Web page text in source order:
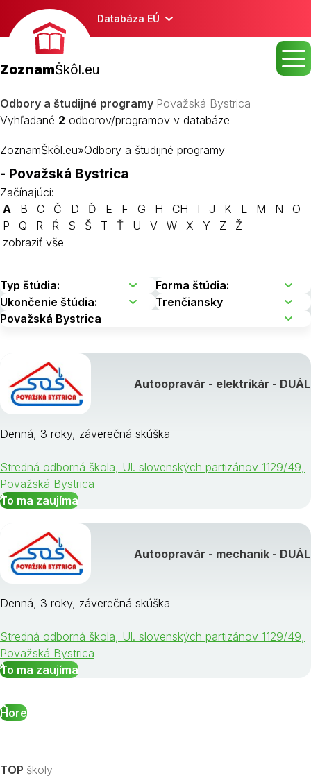
Databáza EÚ
ZoznamŠkôl.eu
Odbory a študijné programy Považská Bystrica
Vyhľadané 2 odborov/programov v databáze
ZoznamŠkôl.eu»Odbory a študijné programy
- Považská Bystrica
Začínajúci:
A
B C Č D Ď E F G H CH I J K L M N
O
P
Q R Ŕ S Š T Ť U V W X Y Z
Ž
zobraziť vše
Autoopravár - elektrikár - DUÁL
Denná, 3 roky, záverečná skúška
Stredná odborná škola, Ul. slovenských partizánov 1129/49,
Považská Bystrica
To ma zaujíma
Autoopravár - mechanik - DUÁL
Denná, 3 roky, záverečná skúška
Stredná odborná škola, Ul. slovenských partizánov 1129/49,
Považská Bystrica
To ma zaujíma
Hore
TOP školy